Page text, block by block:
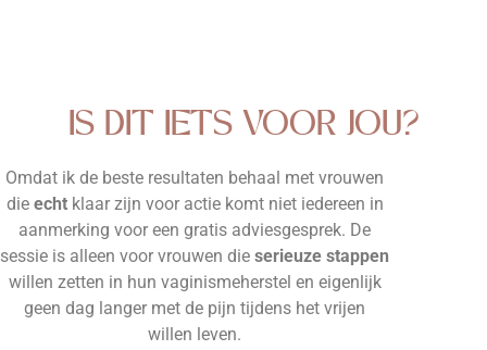
IS DIT IETS VOOR JOU?
Omdat ik de beste resultaten behaal met vrouwen
die echtklaar zijn voor actie komt niet iedereen in
aanmerking voor een gratis adviesgesprek. De
sessie is alleen voor vrouwen dieserieuze stappen
willen zetten in hun vaginismeherstel en eigenlijk
geen dag langer met de pijn tijdens het vrijen
willen leven.